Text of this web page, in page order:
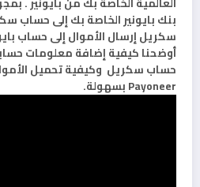
بنك بايونير الخاصة بك إلى حساب
سكريل إرسال الأموال إلى حساب
أوضحنا كيفية إضافة معلومات
حساب سكريل وكيفية تحميل
Payoneer بسهولة.